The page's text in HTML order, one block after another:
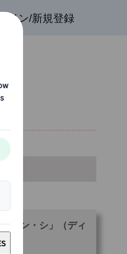
グイン/新規登録
エン・シ」（ディ